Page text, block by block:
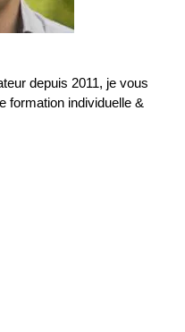
depuis 2011, je vous
formation individuelle &